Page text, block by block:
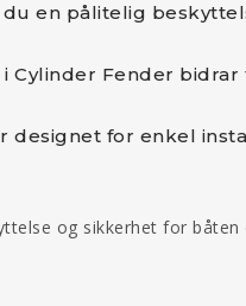
du en pålitelig
i Cylinder Fender
designet for enkel
og sikkerhet for